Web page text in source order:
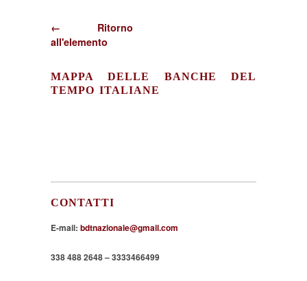
← Ritorno
all'elemento
MAPPA DELLE BANCHE DEL
TEMPO ITALIANE
CONTATTI
E-mail: bdtnazionale@gmail.com
338 488 2648 – 3333466499